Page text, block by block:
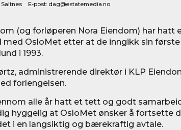
Saltnes E-post: dag@estatemedia.no
(og forløperen Nora Eiendom) har hatt
med OsloMet etter at de inngikk sin
i 1993.
administrerende direktør i KLP
forlengelsen.
alle år hatt et tett og godt
hyggelig at OsloMet ønsker å fortsette
i en langsiktig og bærekraftig avtale.